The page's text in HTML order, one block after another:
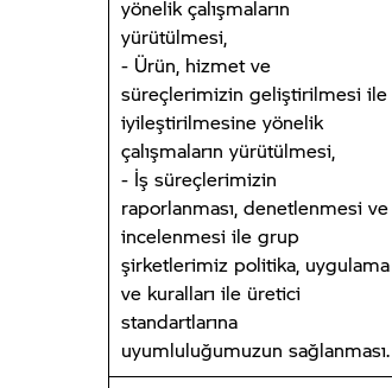
yönelik çalışmaların
yürütülmesi,
- Ürün, hizmet ve
süreçlerimizin geliştirilmesi ile
iyileştirilmesine yönelik
çalışmaların yürütülmesi,
- İş süreçlerimizin
raporlanması, denetlenmesi ve
incelenmesi ile grup
şirketlerimiz politika, uygulama
ve kuralları ile üretici
standartlarına
uyumluluğumuzun sağlanması.